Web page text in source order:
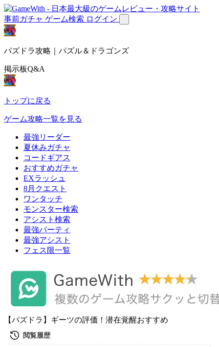
事前ガチャ ゲーム検索 ログイン
パズドラ攻略｜パズル＆ドラゴンズ
掲示板Q&A
トップに戻る
ゲーム攻略一覧を見る
最強リーダー
夏休みガチャ
コードギアス
おすすめガチャ
EXラッシュ
8月クエスト
ワンタッチ
モンスター検索
アシスト検索
最強パーティ
最強アシスト
フェス限一覧
【パズドラ】ギーツの評価！潜在覚醒おすすめ